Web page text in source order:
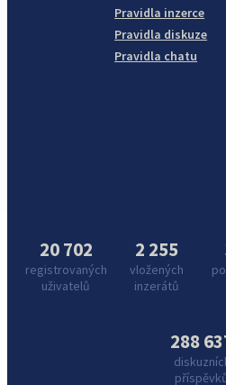
Pravidla inzerce
Pravidla diskuze
Pravidla chatu
20 702
registrovaných
uživatelů
2 255
vložených
inzerátů
288